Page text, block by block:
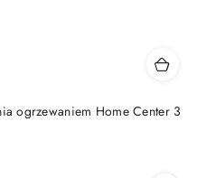
ogrzewaniem Home Center 3